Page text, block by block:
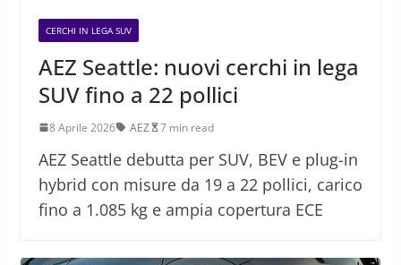
CERCHI IN LEGA SUV
AEZ Seattle: nuovi cerchi in lega
SUV fino a 22 pollici
8 Aprile 2026 AEZ 7 min read
AEZ Seattle debutta per SUV, BEV e plug-in
hybrid con misure da 19 a 22 pollici, carico
fino a 1.085 kg e ampia copertura ECE